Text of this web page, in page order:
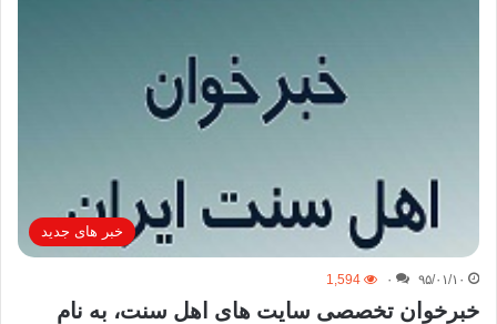
خبر های جدید
۹۵/۰۱/۱۰ ۰ 1,594
خبرخوان تخصصی سایت های اهل سنت، به نام